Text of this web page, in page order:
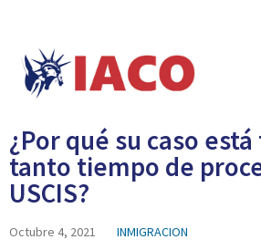
content
¿Por qué su caso
tanto tiempo de
USCIS?
Octubre 4, 2021 INMIGRACION